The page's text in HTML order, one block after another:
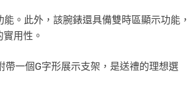
。此外，該腕錶還具備雙時區顯示功能，
用性。
一個G字形展示支架，是送禮的理想選